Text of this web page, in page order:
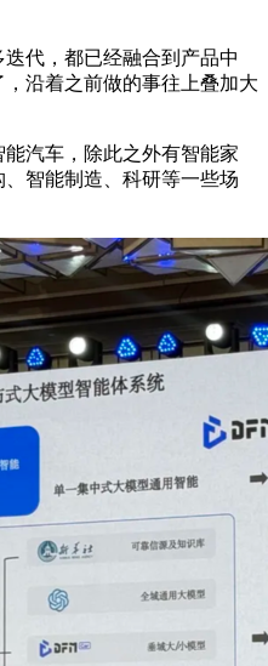
代，都已经融合到产品中
沿着之前做的事往上叠加大
汽车，除此之外有智能家
智能制造、科研等一些场